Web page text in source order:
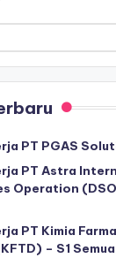
PT PGAS
PT Astra
Operation
PT Kimia
– S1